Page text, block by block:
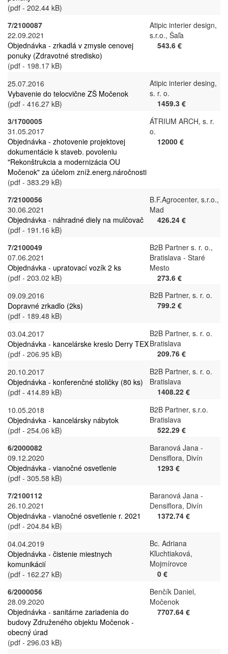
(pdf - 202.44 kB)
7/2100087
22.09.2021
Objednávka - zrkadlá v zmysle cenovej
ponuky (Zdravotné stredisko)
(pdf - 198.17 kB)
Atipic interier design,
s.r.o., Šaľa
543.6 €
25.07.2016
Vybavenie do telocvične ZŠ Močenok
(pdf - 416.27 kB)
Atipic interier desing,
s. r. o.
1459.3 €
3/1700005
31.05.2017
Objednávka - zhotovenie projektovej
dokumentácie k staveb. povoleniu
"Rekonštrukcia a modernizácia OU
Močenok" za účelom zníž.energ.náročnosti
(pdf - 383.29 kB)
ÁTRIUM ARCH, s. r.
o.
12000 €
7/2100056
30.06.2021
Objednávka - náhradné diely na mulčovač
(pdf - 191.16 kB)
B.F.Agrocenter, s.r.o.,
Mad
426.24 €
7/2100049
07.06.2021
Objednávka - upratovací vozík 2 ks
(pdf - 203.02 kB)
B2B Partner s. r. o.,
Bratislava - Staré
Mesto
273.6 €
09.09.2016
Dopravné zrkadlo (2ks)
(pdf - 189.48 kB)
B2B Partner, s. r. o.
799.2 €
03.04.2017
Objednávka - kancelárske kreslo Derry TEX
(pdf - 206.95 kB)
B2B Partner, s. r. o.
Bratislava
209.76 €
20.10.2017
Objednávka - konferenčné stoličky (80 ks)
(pdf - 414.89 kB)
B2B Partner, s. r. o.
Bratislava
1408.22 €
10.05.2018
Objednávka - kancelársky nábytok
(pdf - 254.06 kB)
B2B Partner, s.r.o.
Bratislava
522.29 €
6/2000082
09.12.2020
Objednávka - vianočné osvetlenie
(pdf - 305.58 kB)
Baranová Jana -
Densiflora, Divín
1293 €
7/2100112
26.10.2021
Objednávka - vianočné osvetlenie r. 2021
(pdf - 204.84 kB)
Baranová Jana -
Densiflora, Divín
1372.74 €
04.04.2019
Objednávka - čistenie miestnych
komunikácií
(pdf - 162.27 kB)
Bc. Adriana
Kľuchtiaková,
Mojmírovce
0 €
6/2000056
28.09.2020
Objednávka - sanitárne zariadenia do
budovy Združeného objektu Močenok -
obecný úrad
(pdf - 296.03 kB)
Benčík Daniel,
Močenok
7707.64 €